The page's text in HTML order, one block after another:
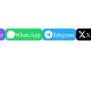
WhatsApp Telegram X